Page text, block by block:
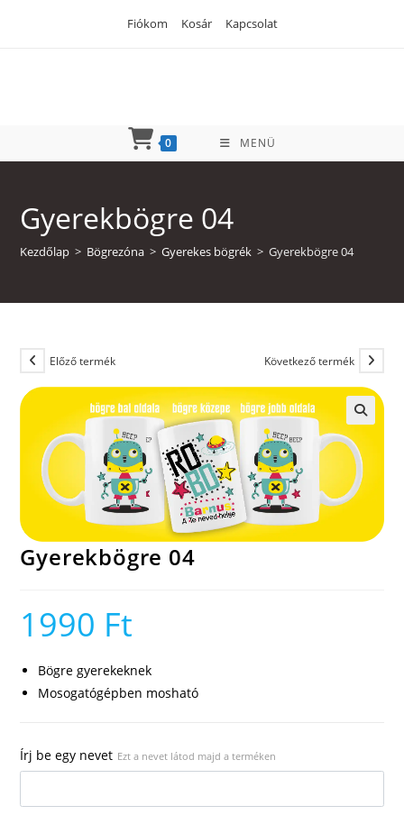
Fiókom Kosár Kapcsolat
0 MENÜ
Gyerekbögre 04
Kezdőlap > Bögrezóna > Gyerekes bögrék > Gyerekbögre 04
Előző termék Következő termék
Gyerekbögre 04
1990 Ft
Bögre gyerekeknek
Mosogatógépben mosható
Írj be egy nevet Ezt a nevet látod majd a terméken